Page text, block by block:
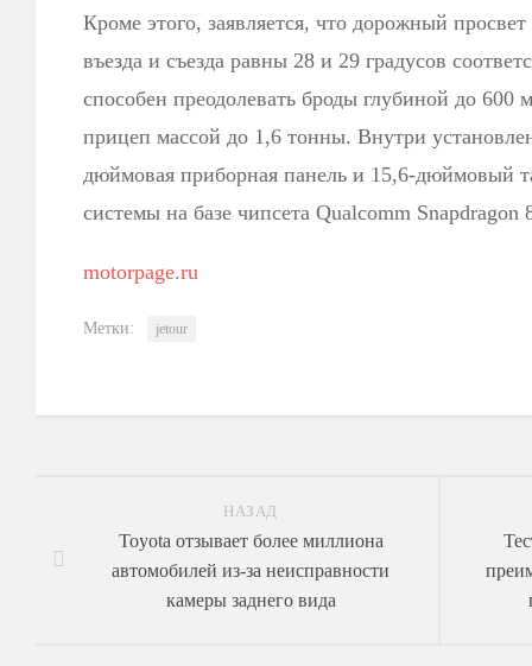
Кроме этого, заявляется, что дорожный
въезда и съезда равны 28 и 29 градусов
способен преодолевать броды глубиной до 600
прицеп массой до 1,6 тонны. Внутри
дюймовая приборная панель и 15,6-дюймовый
системы на базе чипсета Qualcomm Snapdragon
motorpage.ru
Метки: jetour
НАЗАД
Toyota отзывает более миллиона
автомобилей из-за неисправности
камеры заднего вида